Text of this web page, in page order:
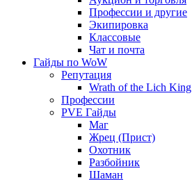
Профессии и другие
Экипировка
Классовые
Чат и почта
Гайды по WoW
Репутация
Wrath of the Lich King
Профессии
PVE Гайды
Маг
Жрец (Прист)
Охотник
Разбойник
Шаман